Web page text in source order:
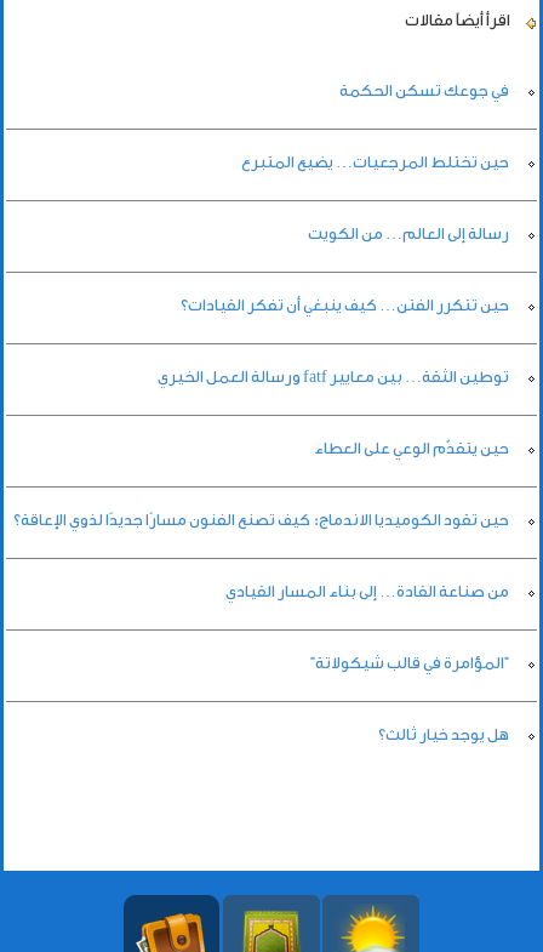
اقرأ أيضاً مقالات
في جوعك تسكن الحكمة
حين تختلط المرجعيات… يضيع المتبرع
رسالة إلى العالم… من الكويت
حين تتكرر الفتن… كيف ينبغي أن تفكر القيادات؟
توطين الثقة… بين معايير fatf ورسالة العمل الخيري
حين يتقدّم الوعي على العطاء
حين تقود الكوميديا الاندماج: كيف تصنع الفنون مسارًا جديدًا لذوي الإعاقة؟
من صناعة القادة… إلى بناء المسار القيادي
"المؤامرة في قالب شيكولاتة"
هل يوجد خيار ثالث؟